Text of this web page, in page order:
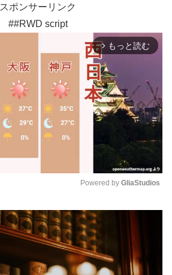
スポンサーリンク
##RWD script
arrow_forward_ios もっと読む
Powered by GliaStudios